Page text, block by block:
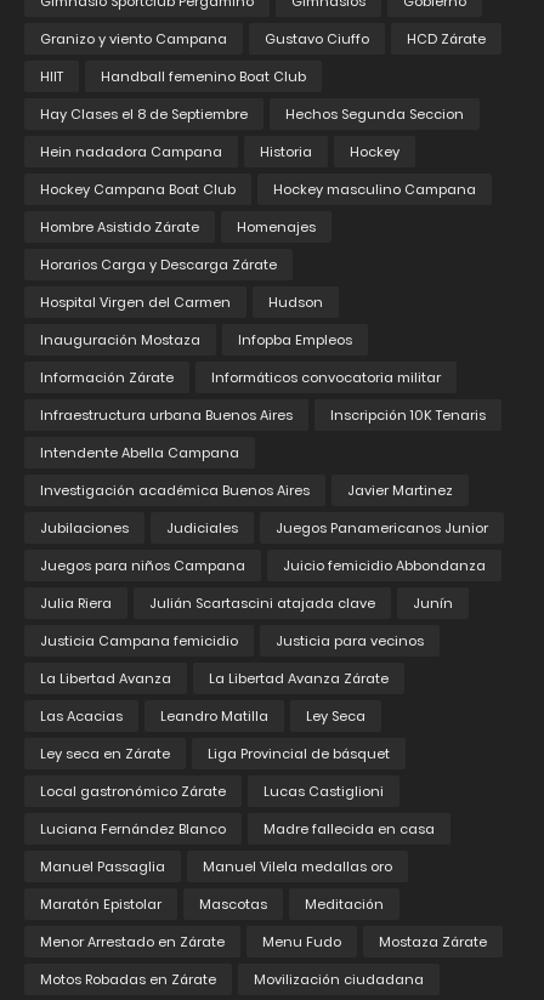
Granizo y viento Campana
Gustavo Ciuffo
HCD Zárate
HIIT
Handball femenino Boat Club
Hay Clases el 8 de Septiembre
Hechos Segunda Seccion
Hein nadadora Campana
Historia
Hockey
Hockey Campana Boat Club
Hockey masculino Campana
Hombre Asistido Zárate
Homenajes
Horarios Carga y Descarga Zárate
Hospital Virgen del Carmen
Hudson
Inauguración Mostaza
Infopba Empleos
Información Zárate
Informáticos convocatoria militar
Infraestructura urbana Buenos Aires
Inscripción 10K Tenaris
Intendente Abella Campana
Investigación académica Buenos Aires
Javier Martinez
Jubilaciones
Judiciales
Juegos Panamericanos Junior
Juegos para niños Campana
Juicio femicidio Abbondanza
Julia Riera
Julián Scartascini atajada clave
Junín
Justicia Campana femicidio
Justicia para vecinos
La Libertad Avanza
La Libertad Avanza Zárate
Las Acacias
Leandro Matilla
Ley Seca
Ley seca en Zárate
Liga Provincial de básquet
Local gastronómico Zárate
Lucas Castiglioni
Luciana Fernández Blanco
Madre fallecida en casa
Manuel Passaglia
Manuel Vilela medallas oro
Maratón Epistolar
Mascotas
Meditación
Menor Arrestado en Zárate
Menu Fudo
Mostaza Zárate
Motos Robadas en Zárate
Movilización ciudadana